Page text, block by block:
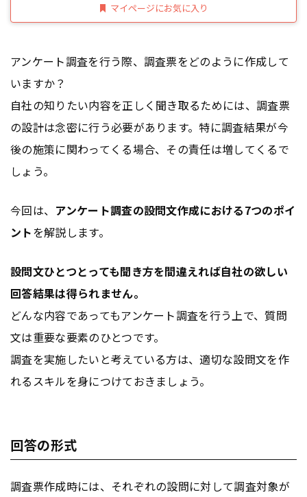
マイページにお気に入り
アンケート調査を行う際、調査票をどのように作成して
いますか？
自社の知りたい内容を正しく聞き取るためには、調査票
の設計は念密に行う必要があります。特に調査結果が今
後の施策に関わってくる場合、その責任は増してくるで
しょう。
今回は、 アンケート調査の設問文作成における7つのポイ
ントを解説します。
設問文ひとつとっても聞き方を間違えれば自社の欲しい
回答結果は得られません。
どんな内容であってもアンケート調査を行う上で、質問
文は重要な要素のひとつです。
調査を実施したいと考えている方は、適切な設問文を作
れるスキルを身につけておきましょう。
回答の形式
調査票作成時には、それぞれの設問に対して調査対象が